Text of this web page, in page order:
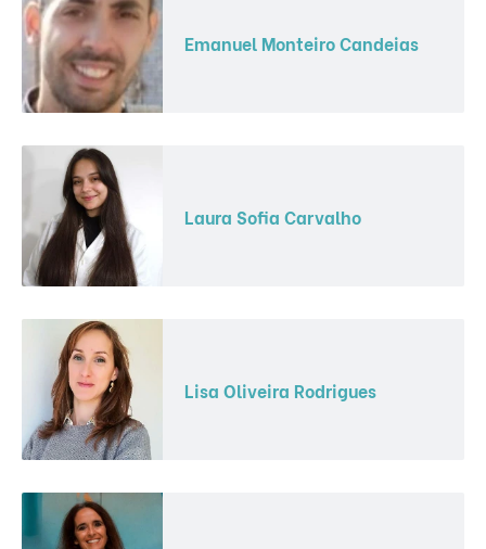
Emanuel Monteiro Candeias
Laura Sofia Carvalho
Lisa Oliveira Rodrigues